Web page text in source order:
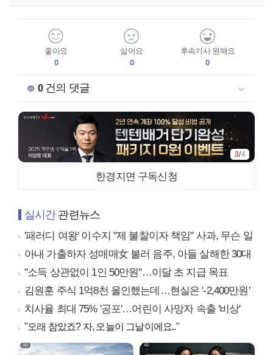
좋아요
0
싫어요
0
후속기사 원해요
0
0건의 댓글
3/4
한경지면 구독신청
실시간관련뉴스
'패러디 여왕' 이수지 "제 불찰이자 책임" 사과, 무슨 일
아내 가출하자 성매매女 불러 음주, 아들 살해한 30대
"소득 상관없이 1인 50만원"…이달 초 지급 목표
김원훈 주식 1억8천 올인했는데…현실은 '-2,400만원'
치사율 최대 75% '공포'…어린이 사망자 속출 '비상'
"오래 참았죠? 자, 오늘이 그날이에요.."